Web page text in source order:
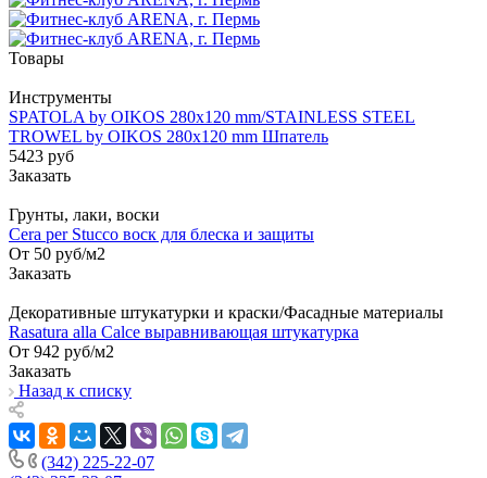
Товары
Инструменты
SPATOLA by OIKOS 280x120 mm/STAINLESS STEEL
TROWEL by OIKOS 280x120 mm Шпатель
5423 руб
Заказать
Грунты, лаки, воски
Cera per Stucco воск для блеска и защиты
От 50 руб/м2
Заказать
Декоративные штукатурки и краски/Фасадные материалы
Rasatura alla Calce выравнивающая штукатурка
От 942 руб/м2
Заказать
Назад к списку
(342) 225-22-07